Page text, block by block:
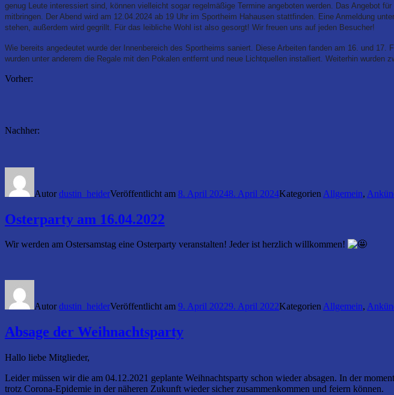
genug Leute interessiert sind, können vielleicht sogar regelmäßige Termine angeboten werden. Das Angebot
mitbringen. Der Abend wird am 12.04.2024 ab 19 Uhr im Sportheim Hahausen stattfinden. Eine Anmeldung unter
stehen, außerdem wird gegrillt. Für das leibliche Wohl ist also gesorgt! Wir freuen uns auf jeden Besucher!
Wie bereits angedeutet wurde der Innenbereich des Sportheims saniert. Diese Arbeiten fanden am 16. und 17.
wurden unter anderem die Regale mit den Pokalen entfernt und neue Lichtquellen installiert. Weiterhin wurden
Vorher:
Nachher:
Autordustin_heiderVeröffentlicht am 8. April 20248. April 2024Kategorien Allgemein,
Osterparty am 16.04.2022
Wir werden am Ostersamstag eine Osterparty veranstalten! Jeder ist herzlich willkommen!
Autordustin_heiderVeröffentlicht am 9. April 20229. April 2022KategorienAllgemein,
Absage der Weihnachtsparty
Hallo liebe Mitglieder,
Leider müssen wir die am 04.12.2021 geplante Weihnachtsparty schon wieder absagen. In der
trotz Corona-Epidemie in der näheren Zukunft wieder sicher zusammenkommen und feiern können.